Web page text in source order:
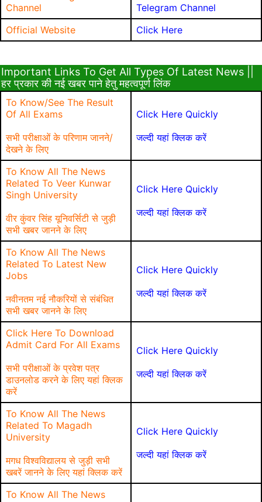
Channel
Telegram Channel
Official Website
Click Here
Important Links To Get All Types Of Latest News ||
हर प्रकार की नई खबर पाने हेतु महत्वपूर्ण लिंक
To Know/See The Result
Of All Exams
सभी परीक्षाओं के परिणाम जानने/
देखने के लिए
Click Here Quickly
जल्दी यहां क्लिक करें
To Know All The News
Related To Veer Kunwar
Singh University
वीर कुंवर सिंह यूनिवर्सिटी से जुड़ी
सभी खबर जानने के लिए
Click Here Quickly
जल्दी यहां क्लिक करें
To Know All The News
Related To Latest New
Jobs
नवीनतम नई नौकरियों से संबंधित
सभी खबर जानने के लिए
Click Here Quickly
जल्दी यहां क्लिक करें
Click Here To Download
Admit Card For All Exams
सभी परीक्षाओं के प्रवेश पत्र
डाउनलोड करने के लिए यहां क्लिक
करें
Click Here Quickly
जल्दी यहां क्लिक करें
To Know All The News
Related To Magadh
University
मगध विश्वविद्यालय से जुड़ी सभी
खबरें जानने के लिए यहां क्लिक करें
Click Here Quickly
जल्दी यहां क्लिक करें
To Know All The News